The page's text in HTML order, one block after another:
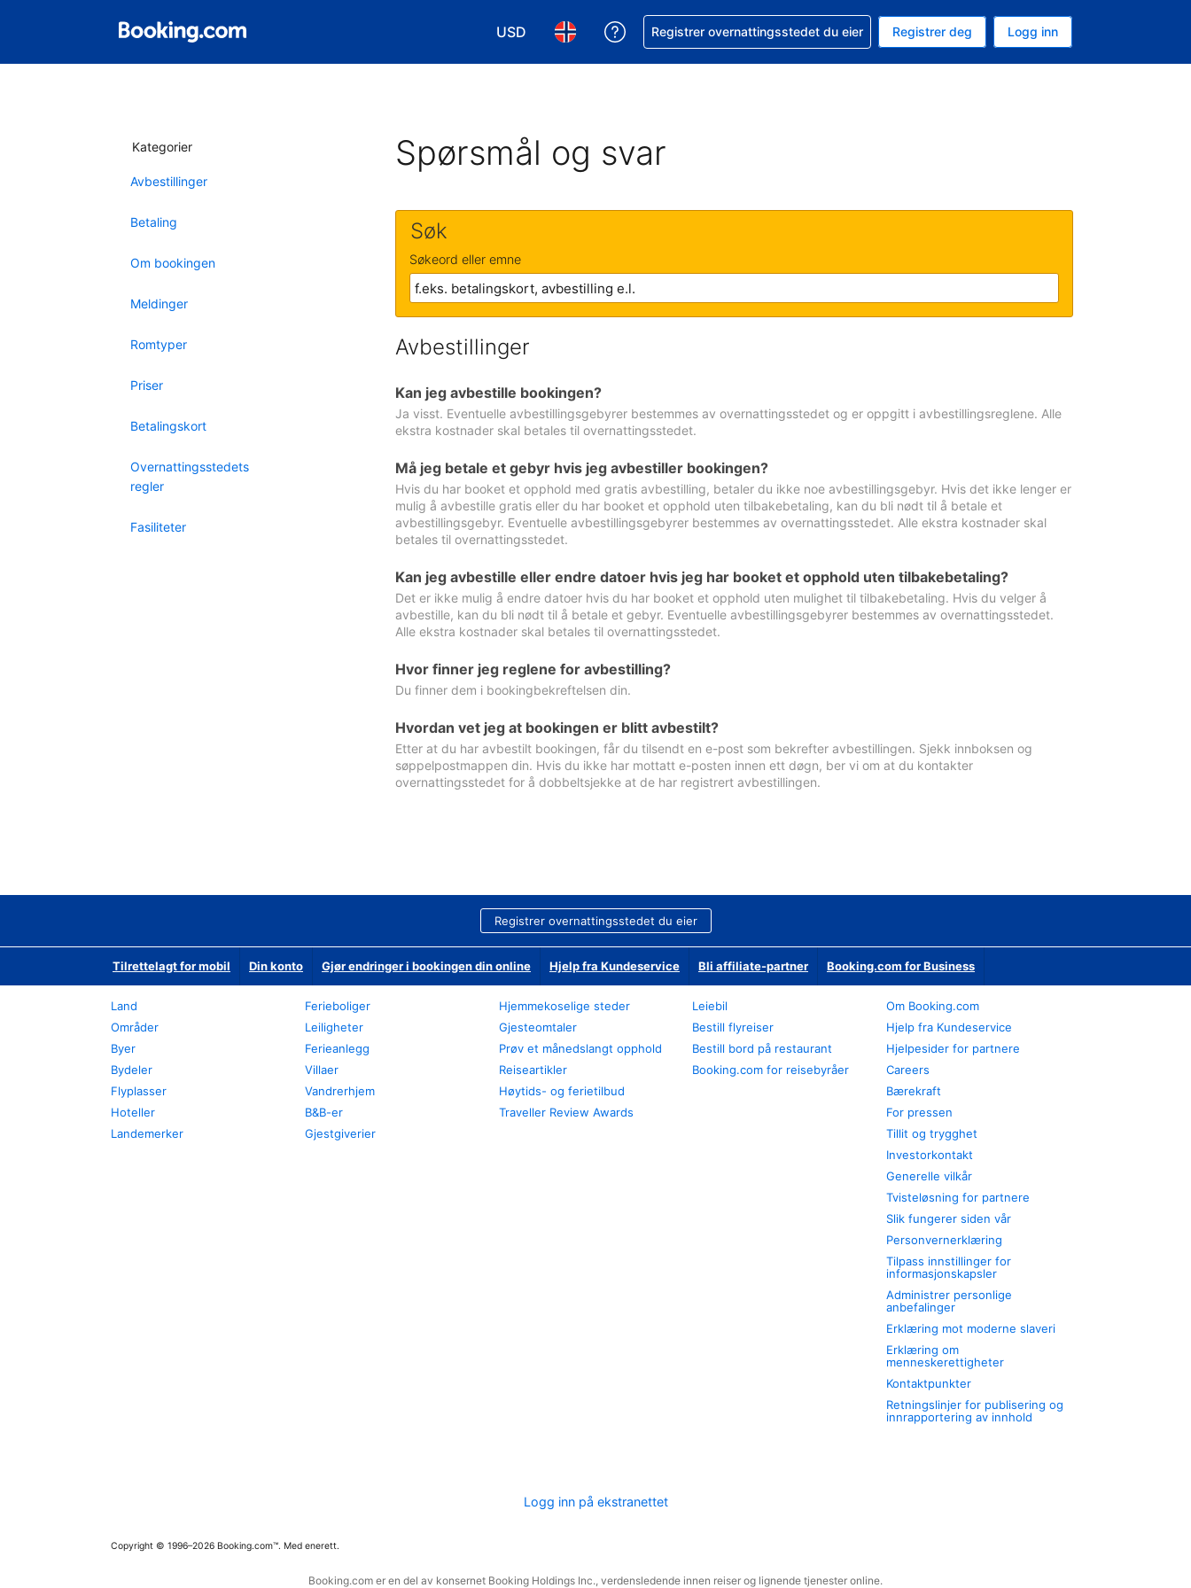
USD
Velg valuta. Du har valgt Amerikansk dollar som valuta
Velg språk. Du har valgt Norsk som språk
Få hjelp med bookingen din
Registrer overnattingsstedet du eier Registrer deg Logg inn
Kategorier
Avbestillinger
Betaling
Om bookingen
Meldinger
Romtyper
Priser
Betalingskort
Overnattingsstedets
regler
Fasiliteter
Spørsmål og svar
Søk
Søkeord eller emne
Avbestillinger
Kan jeg avbestille bookingen?
Ja visst. Eventuelle avbestillingsgebyrer bestemmes av overnattingsstedet og er oppgitt i avbestillingsreglene. Alle
ekstra kostnader skal betales til overnattingsstedet.
Må jeg betale et gebyr hvis jeg avbestiller bookingen?
Hvis du har booket et opphold med gratis avbestilling, betaler du ikke noe avbestillingsgebyr. Hvis det ikke lenger er
mulig å avbestille gratis eller du har booket et opphold uten tilbakebetaling, kan du bli nødt til å betale et
avbestillingsgebyr. Eventuelle avbestillingsgebyrer bestemmes av overnattingsstedet. Alle ekstra kostnader skal
betales til overnattingsstedet.
Kan jeg avbestille eller endre datoer hvis jeg har booket et opphold uten tilbakebetaling?
Det er ikke mulig å endre datoer hvis du har booket et opphold uten mulighet til tilbakebetaling. Hvis du velger å
avbestille, kan du bli nødt til å betale et gebyr. Eventuelle avbestillingsgebyrer bestemmes av overnattingsstedet.
Alle ekstra kostnader skal betales til overnattingsstedet.
Hvor finner jeg reglene for avbestilling?
Du finner dem i bookingbekreftelsen din.
Hvordan vet jeg at bookingen er blitt avbestilt?
Etter at du har avbestilt bookingen, får du tilsendt en e-post som bekrefter avbestillingen. Sjekk innboksen og
søppelpostmappen din. Hvis du ikke har mottatt e-posten innen ett døgn, ber vi om at du kontakter
overnattingsstedet for å dobbeltsjekke at de har registrert avbestillingen.
Registrer overnattingsstedet du eier
Tilrettelagt for mobil Din konto Gjør endringer i bookingen din online Hjelp fra Kundeservice Bli affiliate-partner Booking.com for Business
Land
Områder
Byer
Bydeler
Flyplasser
Hoteller
Landemerker
Ferieboliger
Leiligheter
Ferieanlegg
Villaer
Vandrerhjem
B&B-er
Gjestgiverier
Hjemmekoselige steder
Gjesteomtaler
Prøv et månedslangt opphold
Reiseartikler
Høytids- og ferietilbud
Traveller Review Awards
Leiebil
Bestill flyreiser
Bestill bord på restaurant
Booking.com for reisebyråer
Om Booking.com
Hjelp fra Kundeservice
Hjelpesider for partnere
Careers
Bærekraft
For pressen
Tillit og trygghet
Investorkontakt
Generelle vilkår
Tvisteløsning for partnere
Slik fungerer siden vår
Personvernerklæring
Tilpass innstillinger for
informasjonskapsler
Administrer personlige
anbefalinger
Erklæring mot moderne slaveri
Erklæring om
menneskerettigheter
Kontaktpunkter
Retningslinjer for publisering og
innrapportering av innhold
Logg inn på ekstranettet
Copyright © 1996–2026 Booking.com™. Med enerett.
Booking.com er en del av konsernet Booking Holdings Inc., verdensledende innen reiser og lignende tjenester online.